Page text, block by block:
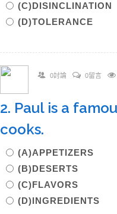
(C)DISINCLINATION
(D)TOLERANCE
0討論 0留言
2. Paul is a
cooks.
(A)APPETIZERS
(B)DESERTS
(C)FLAVORS
(D)INGREDIENTS